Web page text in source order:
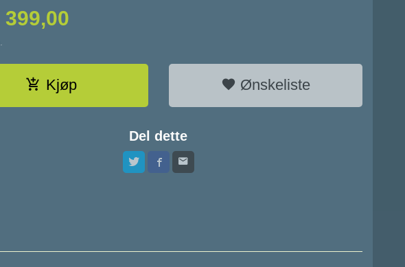
399,00
Kjøp Ønskeliste
Del dette